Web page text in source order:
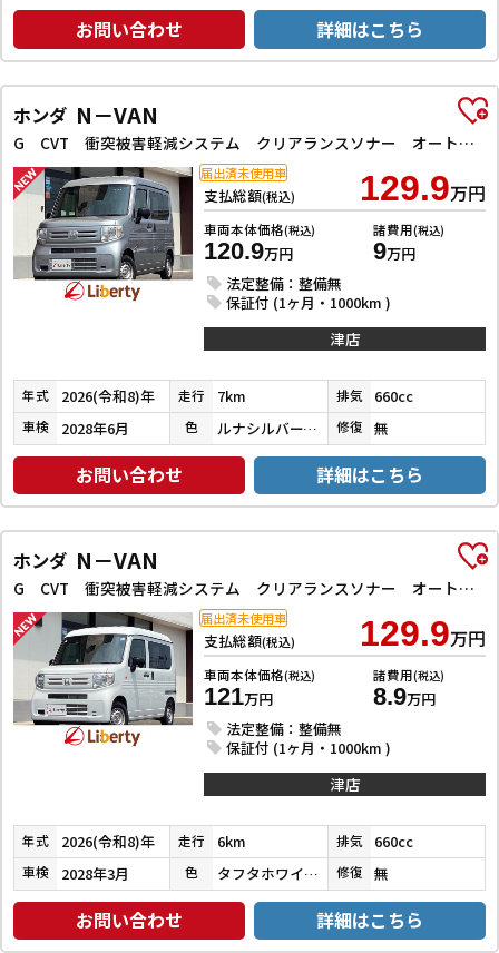
お問い合わせ 詳細はこちら
ホンダ N－VAN
G CVT 衝突被害軽減システム クリアランスソナー オートクルーズコントロール レーンアシスト 両側スライドドア アイドリングストップ オートライト ESC エアコン パワーウィンドウ
支払総額(税込) 129.9万円
車両本体価格(税込)
120.9万円
諸費用(税込)
9万円
法定整備：整備無
保証付 (1ヶ月・1000km )
届出済未使用車
津店
年式 2026(令和8)年 走行 7km 排気 660cc
車検 2028年6月 色 ルナシルバーメタリック 修復 無
お問い合わせ 詳細はこちら
ホンダ N－VAN
G CVT 衝突被害軽減システム クリアランスソナー オートクルーズコントロール レーンアシスト 両側スライドドア アイドリングストップ オートライト ESC エアコン パワーウィンドウ
支払総額(税込) 129.9万円
車両本体価格(税込)
121万円
諸費用(税込)
8.9万円
法定整備：整備無
保証付 (1ヶ月・1000km )
届出済未使用車
津店
年式 2026(令和8)年 走行 6km 排気 660cc
車検 2028年3月 色 タフタホワイトⅢ 修復 無
お問い合わせ 詳細はこちら